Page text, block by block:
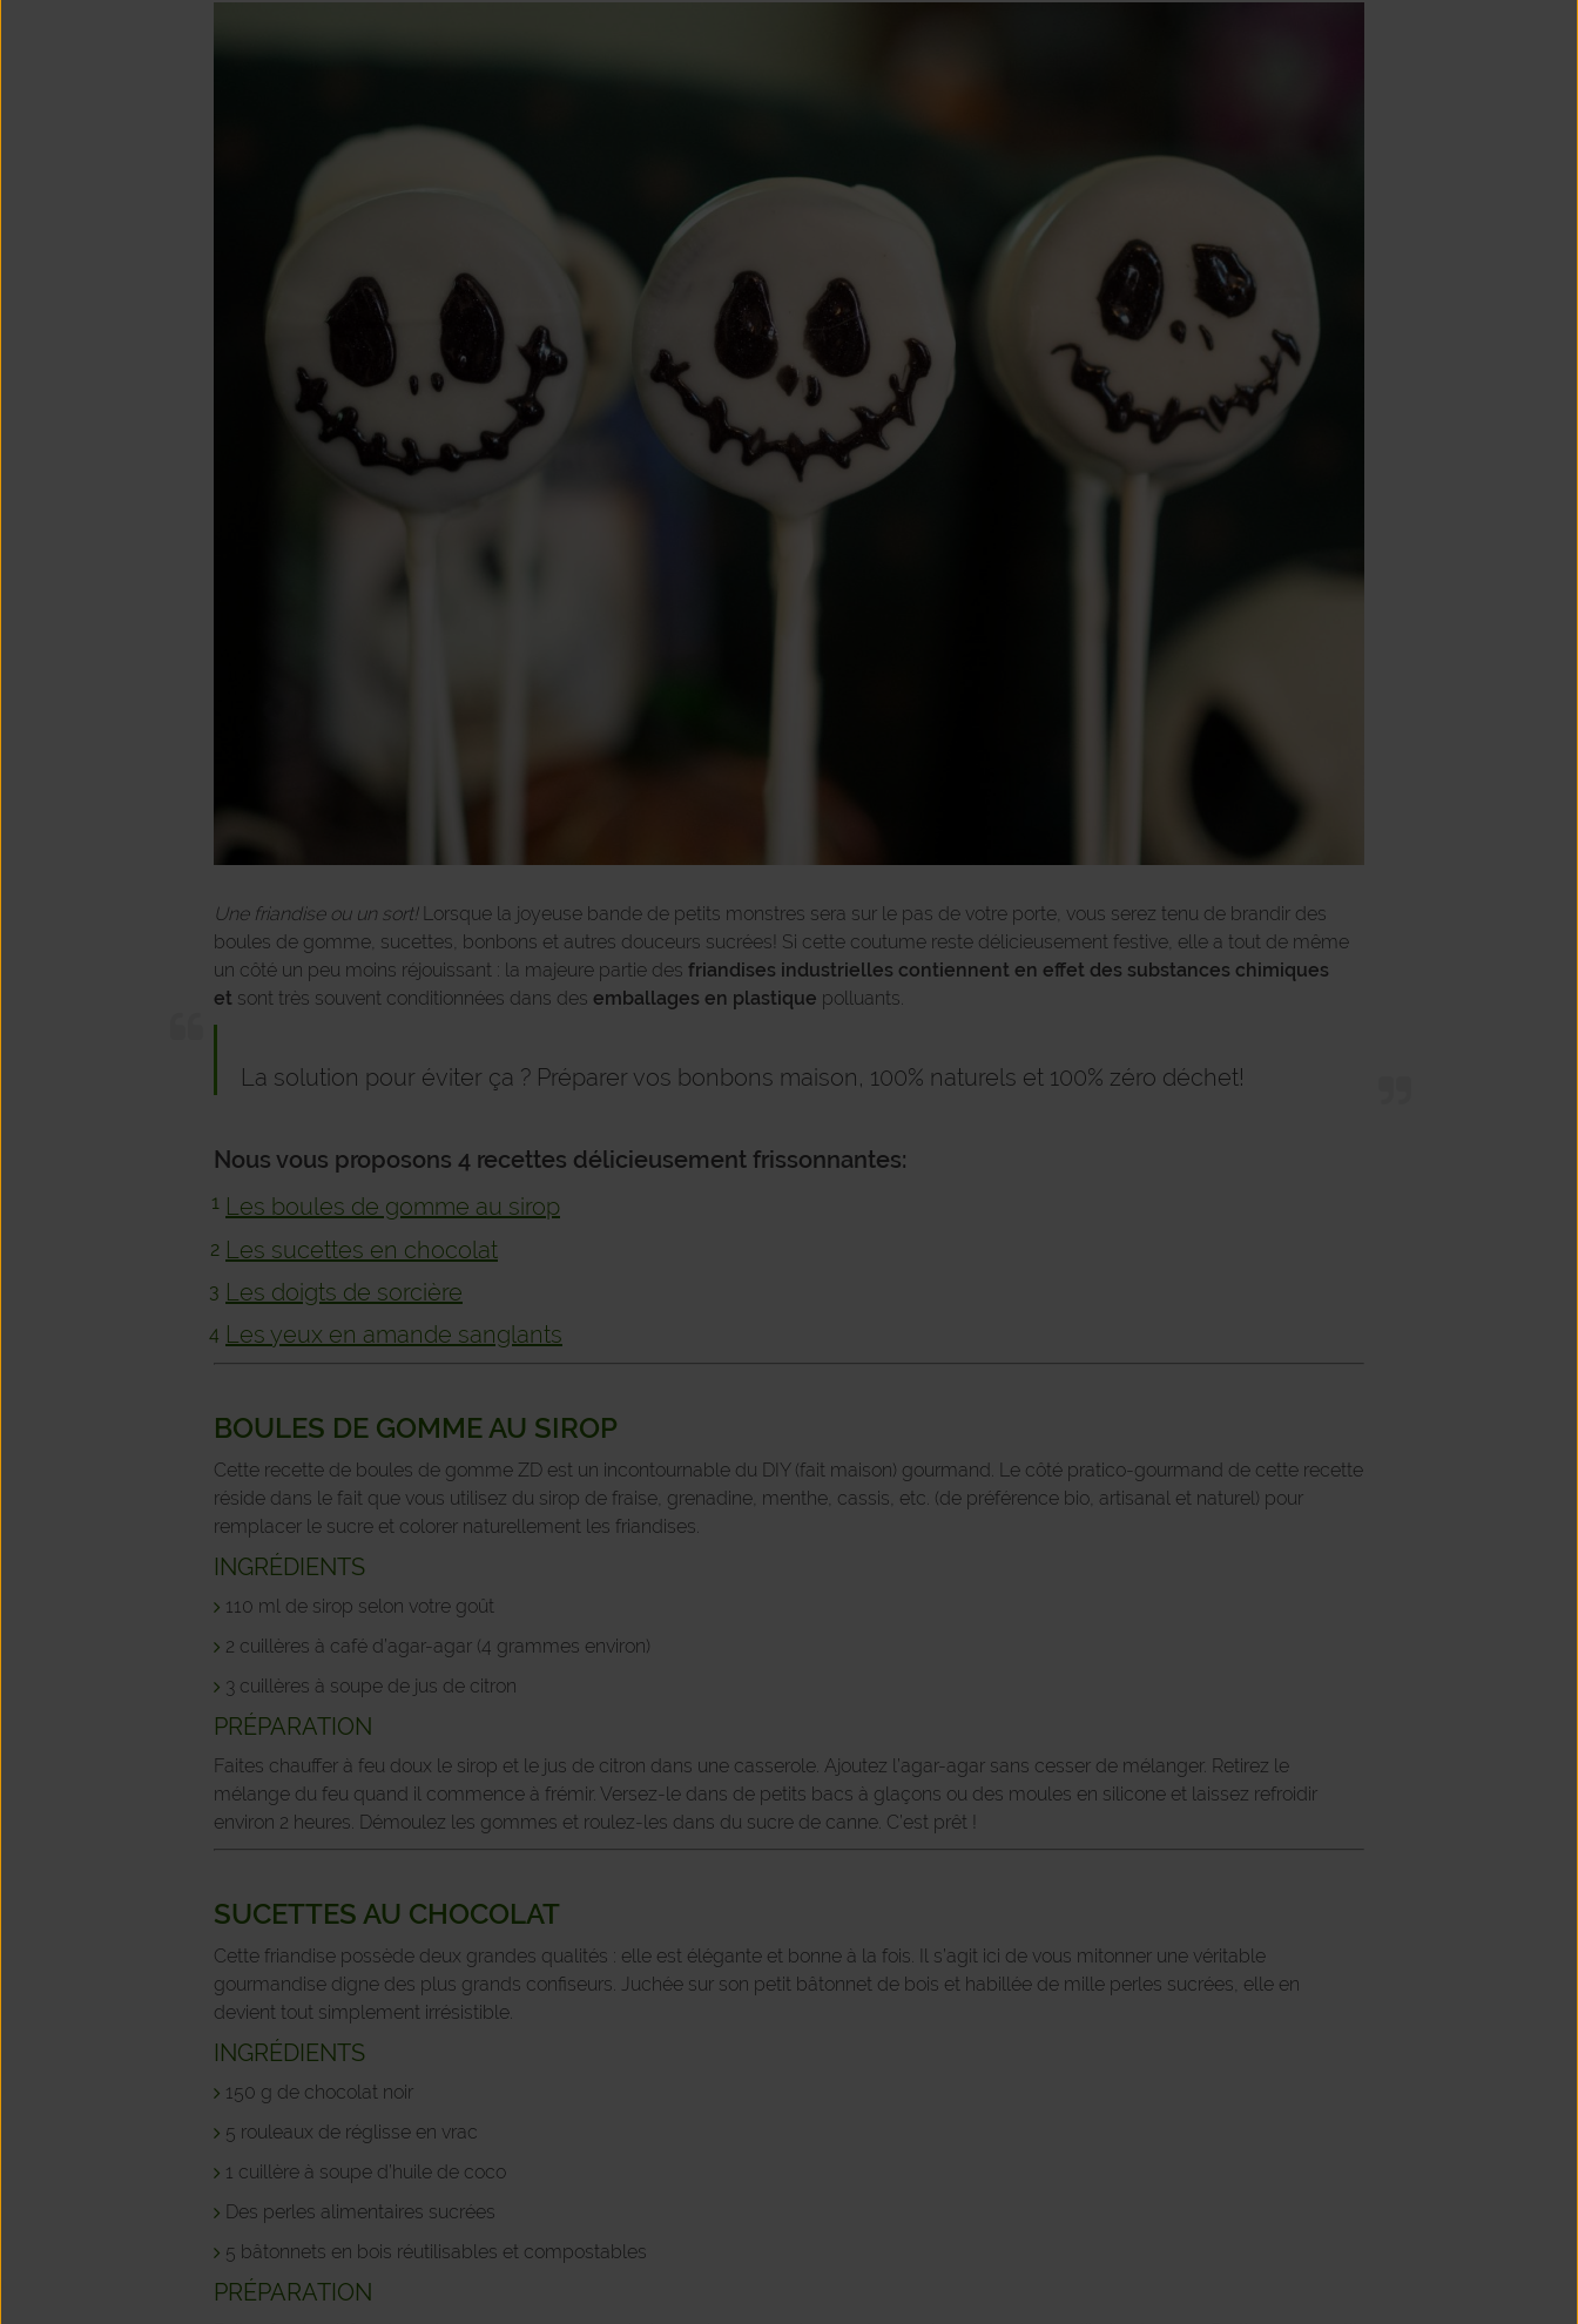
Une friandise ou un sort! Lorsque la joyeuse bande de petits monstres sera sur le pas de votre porte, vous serez tenu de brandir des
boules de gomme, sucettes, bonbons et autres douceurs sucrées! Si cette coutume reste délicieusement festive, elle a tout de même
un côté un peu moins réjouissant : la majeure partie des friandises industrielles contiennent en effet des substances chimiques
et sont très souvent conditionnées dans des emballages en plastique polluants.
La solution pour éviter ça ? Préparer vos bonbons maison, 100% naturels et 100% zéro déchet!
Nous vous proposons 4 recettes délicieusement frissonnantes:
Les boules de gomme au sirop
Les sucettes en chocolat
Les doigts de sorcière
Les yeux en amande sanglants
BOULES DE GOMME AU SIROP
Cette recette de boules de gomme ZD est un incontournable du DIY (fait maison) gourmand. Le côté pratico-gourmand de cette recette
réside dans le fait que vous utilisez du sirop de fraise, grenadine, menthe, cassis, etc. (de préférence bio, artisanal et naturel) pour
remplacer le sucre et colorer naturellement les friandises.
INGRÉDIENTS
110 ml de sirop selon votre goût
2 cuillères à café d’agar-agar (4 grammes environ)
3 cuillères à soupe de jus de citron
PRÉPARATION
Faites chauffer à feu doux le sirop et le jus de citron dans une casserole. Ajoutez l’agar-agar sans cesser de mélanger. Retirez le
mélange du feu quand il commence à frémir. Versez-le dans de petits bacs à glaçons ou des moules en silicone et laissez refroidir
environ 2 heures. Démoulez les gommes et roulez-les dans du sucre de canne. C’est prêt !
SUCETTES AU CHOCOLAT
Cette friandise possède deux grandes qualités : elle est élégante et bonne à la fois. Il s’agit ici de vous mitonner une véritable
gourmandise digne des plus grands confiseurs. Juchée sur son petit bâtonnet de bois et habillée de mille perles sucrées, elle en
devient tout simplement irrésistible.
INGRÉDIENTS
150 g de chocolat noir
5 rouleaux de réglisse en vrac
1 cuillère à soupe d’huile de coco
Des perles alimentaires sucrées
5 bâtonnets en bois réutilisables et compostables
PRÉPARATION